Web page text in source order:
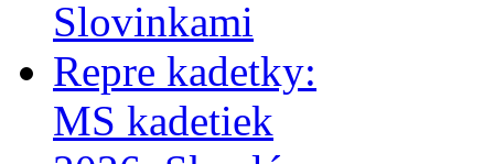
Slovinkami
Repre kadetky:
MS kadetiek